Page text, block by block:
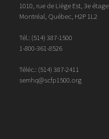
1010, rue de Liège Est, 3e étage
Montréal, Québec, H2P 1L2
Tél.: (514) 387-1500
1-800-361-8526
Téléc.: (514) 387-2411
semhq@scfp1500.org